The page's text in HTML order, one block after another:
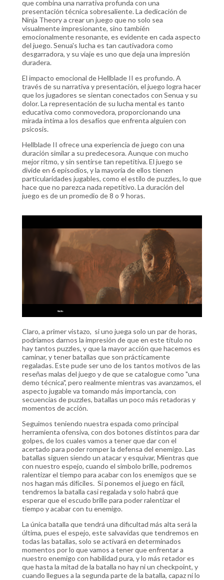
que combina una narrativa profunda con una
presentación técnica sobresaliente. La dedicación de
Ninja Theory a crear un juego que no solo sea
visualmente impresionante, sino también
emocionalmente resonante, es evidente en cada aspecto
del juego. Senua's lucha es tan cautivadora como
desgarradora, y su viaje es uno que deja una impresión
duradera.
El impacto emocional de Hellblade II es profundo. A
través de su narrativa y presentación, el juego logra hacer
que los jugadores se sientan conectados con Senua y su
dolor. La representación de su lucha mental es tanto
educativa como conmovedora, proporcionando una
mirada íntima a los desafíos que enfrenta alguien con
psicosis.
Hellblade II ofrece una experiencia de juego con una
duración similar a su predecesora. Aunque con mucho
mejor ritmo, y sin sentirse tan repetitiva. El juego se
divide en 6 episodios, y la mayoría de ellos tienen
particularidades jugables, como el estilo de puzzles, lo que
hace que no parezca nada repetitivo. La duración del
juego es de un promedio de 8 o 9 horas.
Claro, a primer vistazo, si uno juega solo un par de horas,
podríamos darnos la impresión de que en este título no
hay tantos puzzles, y que la mayor acción que hacemos es
caminar, y tener batallas que son prácticamente
regaladas. Este pude ser uno de los tantos motivos de las
reseñas malas del juego y de que se catalogue como "una
demo técnica", pero realmente mientras vas avanzamos, el
aspecto jugable va tomando más importancia, con
secuencias de puzzles, batallas un poco más retadoras y
momentos de acción.
Seguimos teniendo nuestra espada como principal
herramienta ofensiva, con dos botones distintos para dar
golpes, de los cuales vamos a tener que dar con el
acertado para poder romper la defensa del enemigo. Las
batallas siguen siendo un atacar y esquivar, Mientras que
con nuestro espejo, cuando el simbolo brille, podremos
ralentizar el tiempo para acabar con los enemigos que se
nos hagan más difíciles. Si ponemos el juego en fácil,
tendremos la batalla casi regalada y solo habrá que
esperar que el escudo brille para poder ralentizar el
tiempo y acabar con tu enemigo.
La única batalla que tendrá una dificultad más alta será la
última, pues el espejo, este salvavidas que tendremos en
todas las batallas, solo se activará en determinados
momentos por lo que vamos a tener que enfrentar a
nuestro enemigo con habilidad pura, y lo más retador es
que hasta la mitad de la batalla no hay ni un checkpoint, y
cuando llegues a la segunda parte de la batalla, capaz ni lo